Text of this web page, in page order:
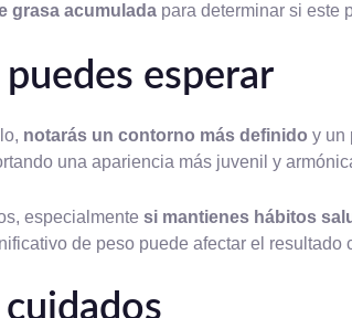
grasa acumulada para determinar si este
esperar
notarás un contorno más definido y un
una apariencia más juvenil y
especialmente si mantienes hábitos
de peso puede afectar el resultado